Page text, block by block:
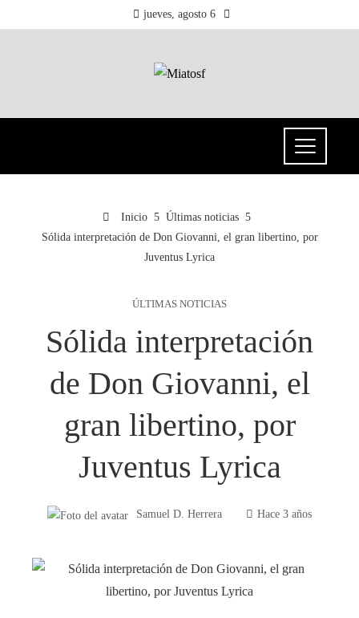
jueves, agosto 6
Inicio
Últimas noticias
Sólida interpretación de Don Giovanni, el gran libertino, por
Juventus Lyrica
ÚLTIMAS NOTICIAS
Sólida interpretación
de Don Giovanni, el
gran libertino, por
Juventus Lyrica
Samuel D. Herrera Hace 3 años